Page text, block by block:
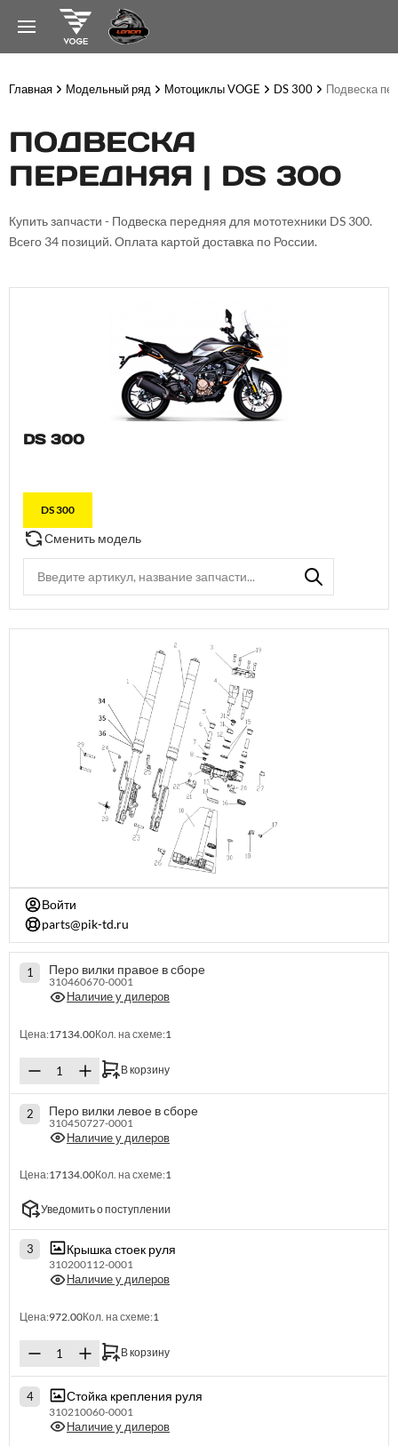
Главная Модельный ряд Мотоциклы VOGE DS 300 Подвеска
ПОДВЕСКА
ПЕРЕДНЯЯ | DS 300
Купить запчасти - Подвеска передняя для мототехники DS 300.
Всего 34 позиций. Оплата картой доставка по России.
DS 300
DS 300
Сменить модель
Войти
parts@pik-td.ru
1 Перо вилки правое в сборе
310460670-0001
Наличие у дилеров
Цена:17134.00Кол. на схеме:1
В корзину
2 Перо вилки левое в сборе
310450727-0001
Наличие у дилеров
Цена:17134.00Кол. на схеме:1
Уведомить о поступлении
3 Крышка стоек руля
310200112-0001
Наличие у дилеров
Цена:972.00Кол. на схеме:1
В корзину
4 Стойка крепления руля
310210060-0001
Наличие у дилеров